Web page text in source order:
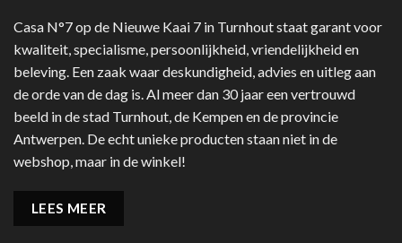
Casa N°7 op de Nieuwe Kaai 7 in Turnhout staat garant voor
kwaliteit, specialisme, persoonlijkheid, vriendelijkheid en
beleving. Een zaak waar deskundigheid, advies en uitleg aan
de orde van de dag is. Al meer dan 30 jaar een vertrouwd
beeld in de stad Turnhout, de Kempen en de provincie
Antwerpen. De echt unieke producten staan niet in de
webshop, maar in de winkel!
LEES MEER